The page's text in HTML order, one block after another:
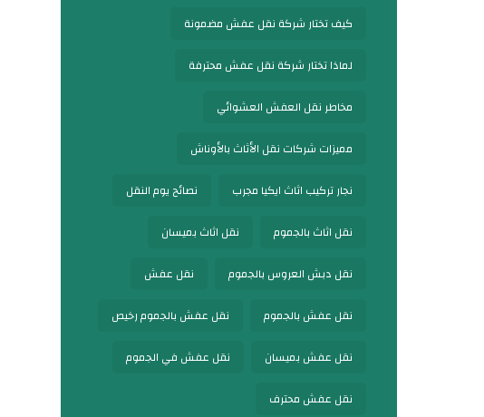
كيف تختار شركة نقل عفش مضمونة
لماذا تختار شركة نقل عفش محترفة
مخاطر نقل العفش العشوائي
مميزات شركات نقل الأثاث بالأوناش
نجار تركيب اثاث ايكيا مجرب نصائح يوم النقل
نقل اثاث بالجموم نقل اثاث بميسان
نقل دبش العروس بالجموم نقل عفش
نقل عفش بالجموم نقل عفش بالجموم رخيص
نقل عفش بميسان نقل عفش في الجموم
نقل عفش محترف